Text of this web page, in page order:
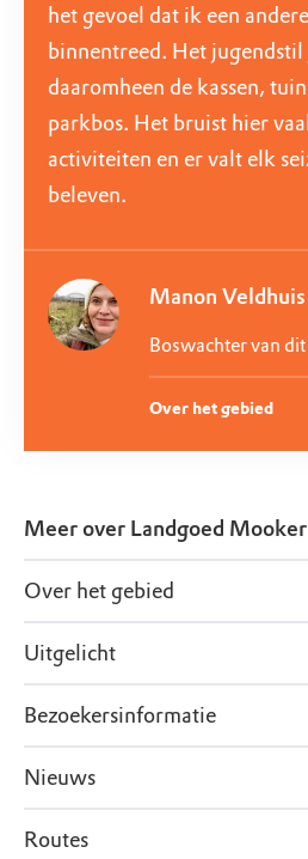
het gevoel dat ik een
binnentreed. Het
daaromheen de kassen,
parkbos. Het bruist hier
activiteiten en er valt elk
beleven.
Manon Veldhuis
Boswachter van
Over het gebied
Meer over Landgoed
Over het gebied
Uitgelicht
Bezoekersinformatie
Nieuws
Routes